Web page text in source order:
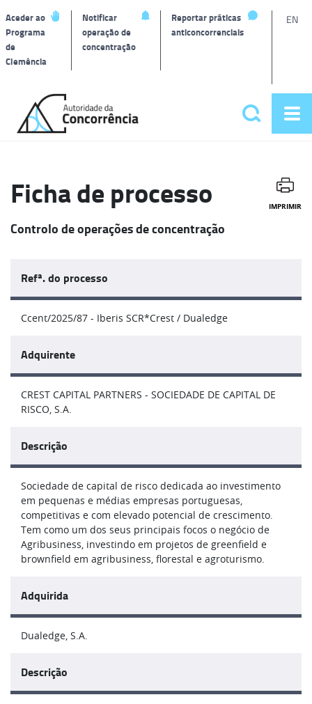
Aceder ao
Programa
de
Clemência
Notificar
operação de
concentração
Reportar práticas
anticoncorrenciais
EN
Página
inicial
Pesquisar
Ficha de processo IMPRIMIR
Controlo de operações de concentração
Refª. do processo
Ccent/2025/87 - Iberis SCR*Crest / Dualedge
Adquirente
CREST CAPITAL PARTNERS - SOCIEDADE DE CAPITAL DE
RISCO, S.A.
Descrição
Sociedade de capital de risco dedicada ao investimento
em pequenas e médias empresas portuguesas,
competitivas e com elevado potencial de crescimento.
Tem como um dos seus principais focos o negócio de
Agribusiness, investindo em projetos de greenfield e
brownfield em agribusiness, florestal e agroturismo.
Adquirida
Dualedge, S.A.
Descrição